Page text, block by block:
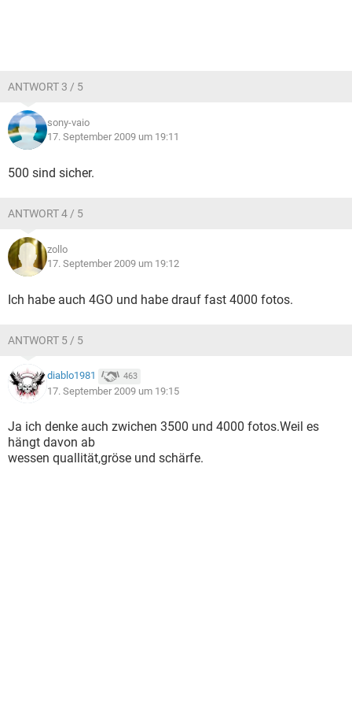
ANTWORT 3 / 5
sony-vaio
17. September 2009 um 19:11
500 sind sicher.
ANTWORT 4 / 5
zollo
17. September 2009 um 19:12
Ich habe auch 4GO und habe drauf fast 4000 fotos.
ANTWORT 5 / 5
diablo1981 463
17. September 2009 um 19:15
Ja ich denke auch zwichen 3500 und 4000 fotos.Weil es
hängt davon ab
wessen quallität,gröse und schärfe.